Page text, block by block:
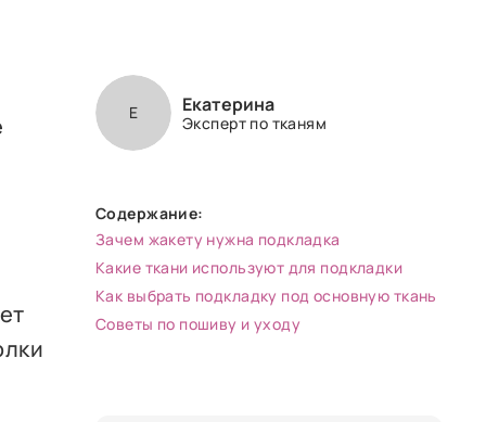
Е Екатерина
Эксперт по тканям
Содержание:
Зачем жакету нужна подкладка
Какие ткани используют для подкладки
Как выбрать подкладку под основную ткань
Советы по пошиву и уходу